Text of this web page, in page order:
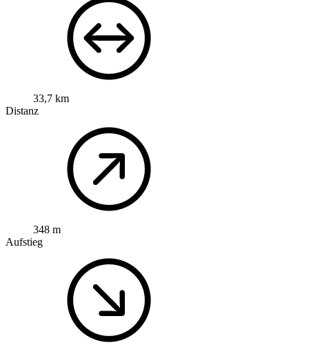
33,7 km
Distanz
348 m
Aufstieg